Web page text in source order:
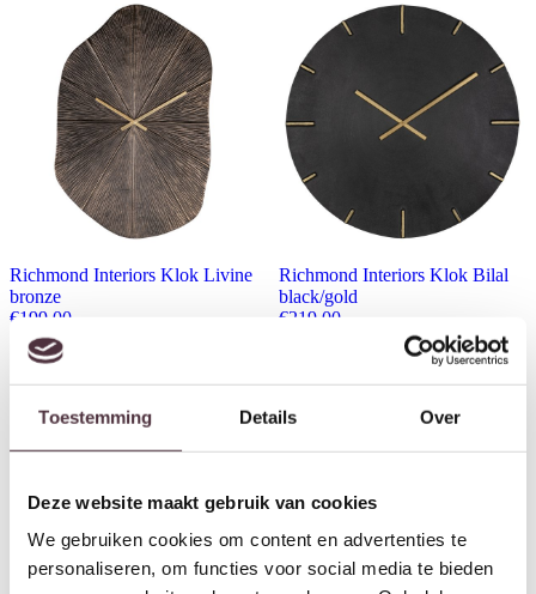
Toestemming Details Over
Deze website maakt gebruik van cookies
We gebruiken cookies om content en advertenties te
personaliseren, om functies voor social media te bieden
Richmond Interiors Klok Livine
bronze
€199,00
Richmond Interiors Klok Bilal
black/gold
€219,00